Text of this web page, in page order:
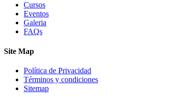
Cursos
Eventos
Galeria
FAQs
Site Map
Política de Privacidad
Términos y condiciones
Sitemap